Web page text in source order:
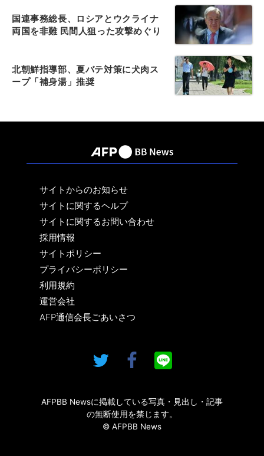
国連事務総長、ロシアとウクライナ
両国を非難 民間人狙った攻撃めぐり
北朝鮮指導部、夏バテ対策に犬肉ス
ープ「補身湯」推奨
サイトからのお知らせ
サイトに関するヘルプ
サイトに関するお問い合わせ
採用情報
サイトポリシー
プライバシーポリシー
利用規約
運営会社
AFP通信会長ごあいさつ
AFPBB Newsに掲載している写真・見出し・記事
の無断使用を禁じます。
© AFPBB News